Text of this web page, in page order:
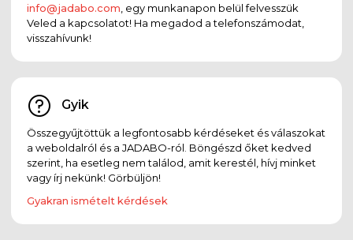
info@jadabo.com , egy munkanapon belül felvesszük
Veled a kapcsolatot! Ha megadod a telefonszámodat,
visszahívunk!
Gyik
Összegyűjtöttük a legfontosabb kérdéseket és válaszokat
a weboldalról és a JADABO-ról. Böngészd őket kedved
szerint, ha esetleg nem találod, amit kerestél, hívj minket
vagy írj nekünk! Görbüljön!
Gyakran ismételt kérdések